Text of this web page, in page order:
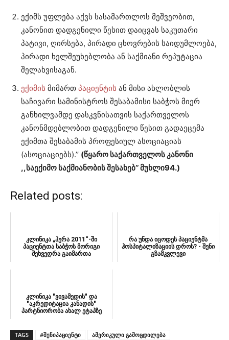
ექიმს უფლება აქვს სასამართლოს მეშვეობით,
კანონით დადგენილი წესით დაიცვას საკუთარი
პატივი, ღირსება, პირადი ცხოვრების საიდუმლოება,
პირადი ხელშეუხებლობა ან საქმიანი რეპუტაცია
შელახვისაგან.
ექიმის მიმართ პაციენტის ან მისი ახლობლის
საჩივარი სამინისტროს შესაბამისი საბჭოს მიერ
განხილვამდე დასკვნისათვის საქართველოს
კანონმდებლობით დადგენილი წესით გადაეცემა
ექიმთა შესაბამის პროფესიულ ასოციაციას
(ასოციაციებს).’’ (წყარო საქართველოს კანონი
,,საექიმო საქმიანობის შესახებ’’ მუხლი94.)
Related posts:
კლინიკა „ჰერა 2011“-ში
პაციენტთა საბჭოს მორიგი
შეხვედრა გაიმართა
რა უნდა იცოდეს პაციენტმა
ჰოსპიტალიზაციის დროს? - შენი
გზამკვლევი
კლინიკა "ვივამედის" და
"აკრედიტაცია კანადის"
პარტნიორობა ახალ ეტაპზე
TAGS #შენიპაციენტი
ამერიკული გამოცდილება